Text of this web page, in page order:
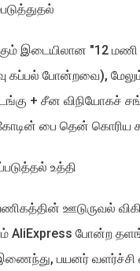
இடையிலான "12 மணி
போன்றவை), மேலும்
+ சீன விநியோகச்
பை தென் கொரிய
உத்தி
ஊடுருவல்
AliExpress போன்ற
பயனர் வளர்ச்சி